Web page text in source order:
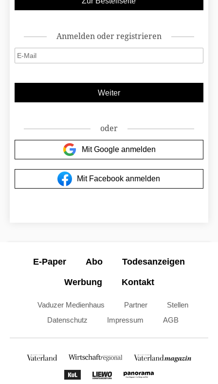
Anmelden oder registrieren
oder
Mit Google anmelden
Mit Facebook anmelden
E-Paper Abo Todesanzeigen
Werbung Kontakt
Vaduzer Medienhaus Partner
Stellen
Datenschutz
Impressum AGB